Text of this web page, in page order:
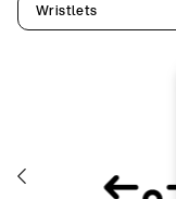
Wristlets